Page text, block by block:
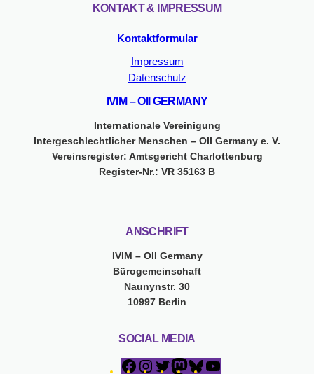
KONTAKT & IMPRESSUM
Kontaktformular
Impressum
Datenschutz
IVIM – OII GERMANY
Internationale Vereinigung
Intergeschlechtlicher Menschen – OII Germany e. V.
Vereinsregister: Amtsgericht Charlottenburg
Register-Nr.: VR 35163 B
ANSCHRIFT
IVIM – OII Germany
Bürogemeinschaft
Naunynstr. 30
10997 Berlin
SOCIAL MEDIA
F T M B